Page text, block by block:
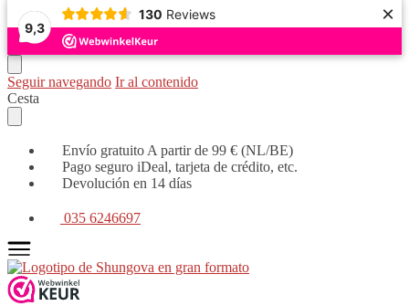
9,3
130 Reviews ×
Seguir navegando Ir al contenido
Cesta
Envío gratuito A partir de 99 € (NL/BE)
Pago seguro iDeal, tarjeta de crédito, etc.
Devolución en 14 días
035 6246697